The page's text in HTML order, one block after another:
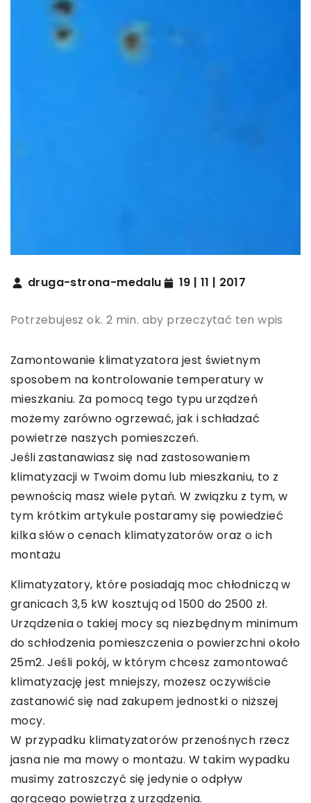
druga-strona-medalu 19 | 11 | 2017
Potrzebujesz ok. 2 min. aby przeczytać ten wpis
Zamontowanie klimatyzatora jest świetnym
sposobem na kontrolowanie temperatury w
mieszkaniu. Za pomocą tego typu urządzeń
możemy zarówno ogrzewać, jak i schładzać
powietrze naszych pomieszczeń.
Jeśli zastanawiasz się nad zastosowaniem
klimatyzacji w Twoim domu lub mieszkaniu, to z
pewnością masz wiele pytań. W związku z tym, w
tym krótkim artykule postaramy się powiedzieć
kilka słów o cenach klimatyzatorów oraz o ich
montażu
Klimatyzatory, które posiadają moc chłodniczą w
granicach 3,5 kW kosztują od 1500 do 2500 zł.
Urządzenia o takiej mocy są niezbędnym minimum
do schłodzenia pomieszczenia o powierzchni około
25m2. Jeśli pokój, w którym chcesz zamontować
klimatyzację jest mniejszy, możesz oczywiście
zastanowić się nad zakupem jednostki o niższej
mocy.
W przypadku klimatyzatorów przenośnych rzecz
jasna nie ma mowy o montażu. W takim wypadku
musimy zatroszczyć się jedynie o odpływ
gorącego powietrza z urządzenia.